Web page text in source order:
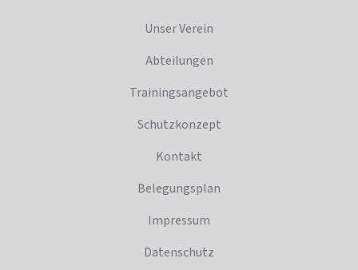
Unser Verein
Abteilungen
Trainingsangebot
Schutzkonzept
Kontakt
Belegungsplan
Impressum
Datenschutz